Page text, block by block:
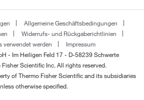
Allgemeine Geschäftsbedingungen
Widerrufs- und Rückgaberichtlinien
verwendet werden
Impressum
- Im Heiligen Feld 17 - D-58239 Schwerte
Scientific Inc. All rights reserved.
of Thermo Fisher Scientific and its subsidiaries
otherwise specified.